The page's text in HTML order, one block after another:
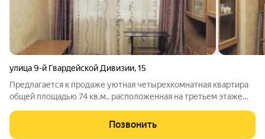
улица 9-й Гвардейской Дивизии,15
Предлагается к продаже уютная четырехкомнатная квартира
общей площадью 74 кв.м., расположенная на третьем этаже
Дом удобно расположен в живописном районе города
Новосибирска по адресу: улица 9
Позвонить